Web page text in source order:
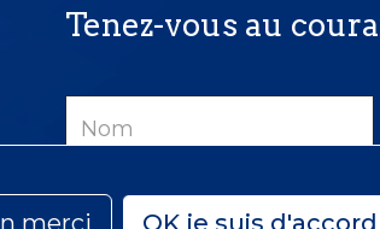
OK je suis d'accord
merci
Tenez-vous au
Nom
Courriel